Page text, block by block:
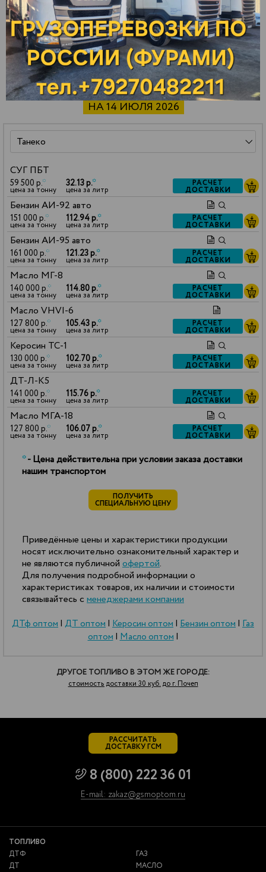
Зарайск
Павлово
Ярославль
СТОИМОСТЬ НЕФТЕПРОДУКТОВ
НА 14 ИЮЛЯ 2026
СУГ ПБТ
59 500 р.*
цена за тонну
32.13 р.*
цена за литр
РАСЧЕТ
ДОСТАВКИ
Бензин АИ-92 авто
151 000 р.*
цена за тонну
112.94 р.*
цена за литр
РАСЧЕТ
ДОСТАВКИ
Бензин АИ-95 авто
161 000 р.*
цена за тонну
121.23 р.*
цена за литр
РАСЧЕТ
ДОСТАВКИ
Масло МГ-8
140 000 р.*
цена за тонну
114.80 р.*
цена за литр
РАСЧЕТ
ДОСТАВКИ
Масло VHVI-6
127 800 р.*
цена за тонну
105.43 р.*
цена за литр
РАСЧЕТ
ДОСТАВКИ
Керосин ТС-1
130 000 р.*
цена за тонну
102.70 р.*
цена за литр
РАСЧЕТ
ДОСТАВКИ
ДТ-Л-К5
141 000 р.*
цена за тонну
115.76 р.*
цена за литр
РАСЧЕТ
ДОСТАВКИ
Масло МГА-18
127 800 р.*
цена за тонну
106.07 р.*
цена за литр
РАСЧЕТ
ДОСТАВКИ
*- Цена действительна при условии заказа доставки
нашим транспортом
ПОЛУЧИТЬ
СПЕЦИАЛЬНУЮ ЦЕНУ
Приведённые цены и характеристики продукции
носят исключительно ознакомительный характер и
не являются публичной офертой.
Для получения подробной информации о
характеристиках товаров, их наличии и стоимости
связывайтесь с менеджерами компании
ДТф оптом| ДТ оптом| Керосин оптом| Бензин оптом| Газ
оптом|Масло оптом|
ДРУГОЕ ТОПЛИВО В ЭТОМ ЖЕ ГОРОДЕ:
стоимость доставки 30 куб. до г. Почеп
РАССЧИТАТЬ
ДОСТАВКУ ГСМ
8 (800) 222 36 01
E-mail: zakaz@gsmoptom.ru
ТОПЛИВО
ДТФ
ДТ
ГАЗ
МАСЛО